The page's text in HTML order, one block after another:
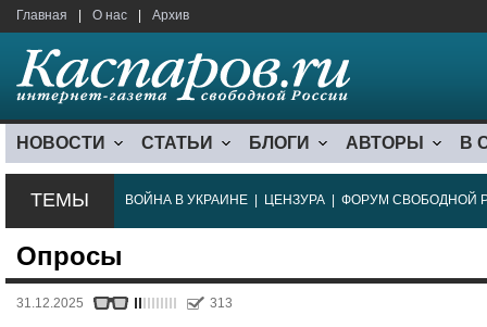
Главная О нас Архив
НОВОСТИ СТАТЬИ БЛОГИ АВТОРЫ В
ТЕМЫ ВОЙНА В УКРАИНЕ ЦЕНЗУРА ФОРУМ СВОБОДНОЙ
Опросы
31.12.2025 313